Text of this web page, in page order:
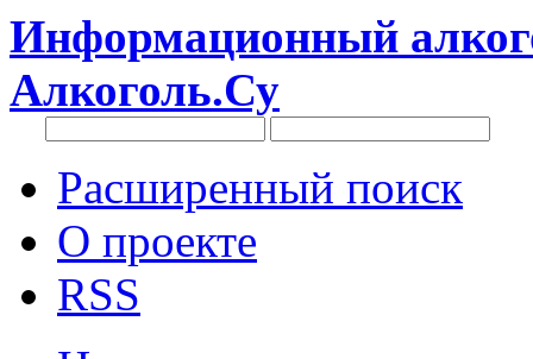
Информационный
Алкоголь.Су
Расширенный поиск
О проекте
RSS